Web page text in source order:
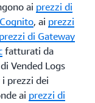
ai prezzi di
, ai prezzi
prezzi di Gateway
fatturati da
Vended Logs
i prezzi dei
ai prezzi di